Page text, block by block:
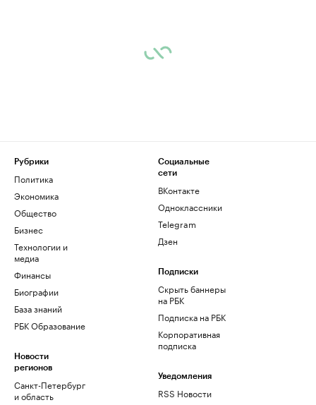
Рубрики
Политика
Экономика
Общество
Бизнес
Технологии и
медиа
Финансы
Биографии
База знаний
РБК Образование
Новости
регионов
Санкт-Петербург
и область
Социальные
сети
ВКонтакте
Одноклассники
Telegram
Дзен
Подписки
Скрыть баннеры
на РБК
Подписка на РБК
Корпоративная
подписка
Уведомления
RSS Новости